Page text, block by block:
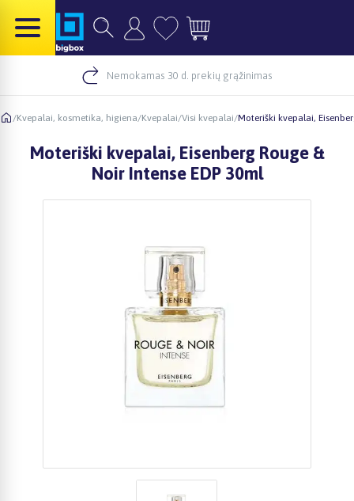
Nemokamas 30 d. prekių grąžinimas
/Kvepalai, kosmetika, higiena/Kvepalai/Visi kvepalai/Moteriški kvepalai,
Moteriški kvepalai, Eisenberg Rouge &
Noir Intense EDP 30ml